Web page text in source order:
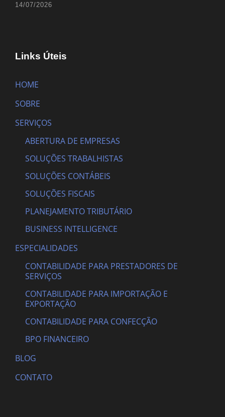
14/07/2026
Links Úteis
HOME
SOBRE
SERVIÇOS
ABERTURA DE EMPRESAS
SOLUÇÕES TRABALHISTAS
SOLUÇÕES CONTÁBEIS
SOLUÇÕES FISCAIS
PLANEJAMENTO TRIBUTÁRIO
BUSINESS INTELLIGENCE
ESPECIALIDADES
CONTABILIDADE PARA PRESTADORES DE
SERVIÇOS
CONTABILIDADE PARA IMPORTAÇÃO E
EXPORTAÇÃO
CONTABILIDADE PARA CONFECÇÃO
BPO FINANCEIRO
BLOG
CONTATO